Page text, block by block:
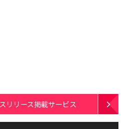
リリース掲載サービス